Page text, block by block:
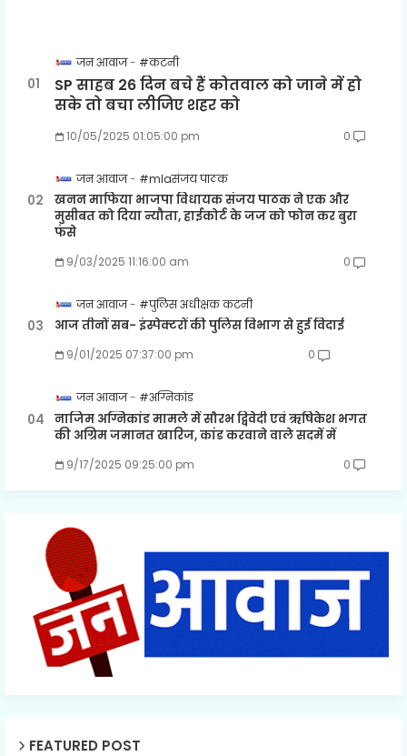
जन आवाज #कटनी
SP साहब 26 दिन बचे हैं कोतवाल को जाने में हो
सके तो बचा लीजिए शहर को
10/05/2025 01:05:00 pm 0
जन आवाज #mlaसंजय पाठक
खनन माफिया भाजपा विधायक संजय पाठक ने एक और
मुसीबत को दिया न्यौता, हाईकोर्ट के जज को फोन कर बुरा
फंसे
9/03/2025 11:16:00 am 0
जन आवाज #पुलिस अधीक्षक कटनी
आज तीनों सब- इंस्पेक्टरों की पुलिस विभाग से हुई विदाई
9/01/2025 07:37:00 pm 0
जन आवाज #अग्निकांड
नाजिम अग्निकांड मामले में सौरभ द्विवेदी एवं ऋषिकेश भगत
की अग्रिम जमानत खारिज, कांड करवाने वाले सदमें में
9/17/2025 09:25:00 pm 0
FEATURED POST